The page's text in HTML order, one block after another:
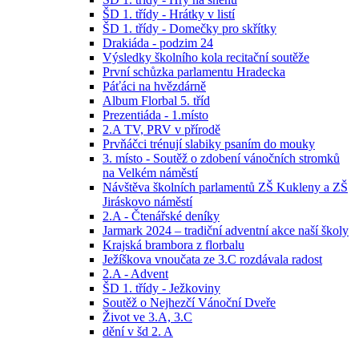
ŠD 1. třídy - Hrátky v listí
ŠD 1. třídy - Domečky pro skřítky
Drakiáda - podzim 24
Výsledky školního kola recitační soutěže
První schůzka parlamentu Hradecka
Páťáci na hvězdárně
Album Florbal 5. tříd
Prezentiáda - 1.místo
2.A TV, PRV v přírodě
Prvňáčci trénují slabiky psaním do mouky
3. místo - Soutěž o zdobení vánočních stromků
na Velkém náměstí
Návštěva školních parlamentů ZŠ Kukleny a ZŠ
Jiráskovo náměstí
2.A - Čtenářské deníky
Jarmark 2024 – tradiční adventní akce naší školy
Krajská brambora z florbalu
Ježíškova vnoučata ze 3.C rozdávala radost
2.A - Advent
ŠD 1. třídy - Ježkoviny
Soutěž o Nejhezčí Vánoční Dveře
Život ve 3.A, 3.C
dění v šd 2. A